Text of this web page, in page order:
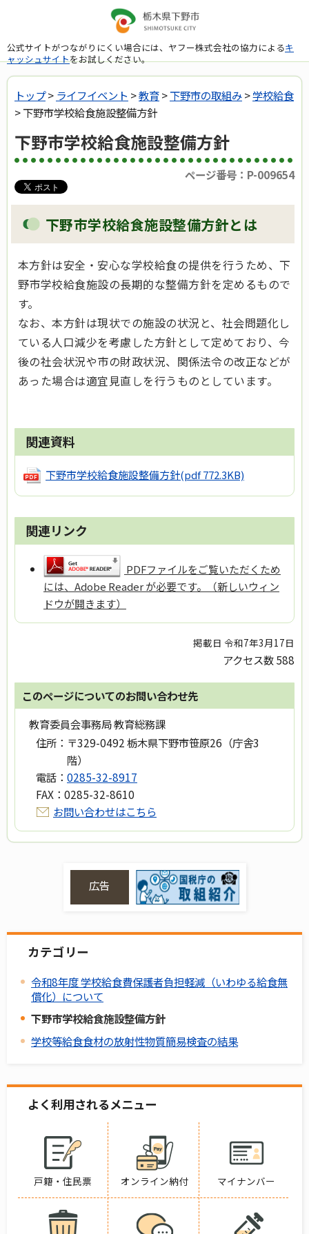
公式サイトがつながりにくい場合には、ヤフー株式会社の協力によるキ
ャッシュサイトをお試しください。
トップ> ライフイベント >教育>下野市の取組み>学校給食
> 下野市学校給食施設整備方針
下野市学校給食施設整備方針
ページ番号：P-009654
下野市学校給食施設整備方針とは
本方針は安全・安心な学校給食の提供を行うため、下
野市学校給食施設の長期的な整備方針を定めるもので
す。
なお、本方針は現状での施設の状況と、社会問題化し
ている人口減少を考慮した方針として定めており、今
後の社会状況や市の財政状況、関係法令の改正などが
あった場合は適宜見直しを行うものとしています。
関連資料
下野市学校給食施設整備方針(pdf 772.3KB)
関連リンク
PDFファイルをご覧いただくため
には、Adobe Reader が必要です。（新しいウィン
ドウが開きます）
掲載日 令和7年3月17日
アクセス数588
このページについてのお問い合わせ先
教育委員会事務局 教育総務課
住所： 〒329-0492 栃木県下野市笹原26（庁舎3
階）
電話： 0285-32-8917
FAX： 0285-32-8610
お問い合わせはこちら
広告
カテゴリー
令和8年度 学校給食費保護者負担軽減（いわゆる給食無
償化）について
下野市学校給食施設整備方針
学校等給食食材の放射性物質簡易検査の結果
よく利用されるメニュー
戸籍・住民票 オンライン納付 マイナンバー